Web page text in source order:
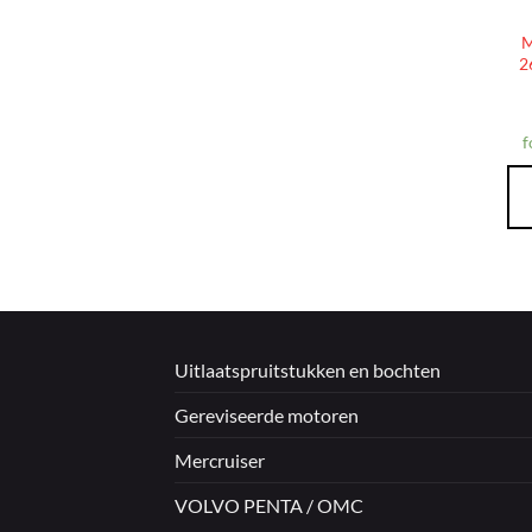
Uitlaatspruitstukken en bochten
Gereviseerde motoren
Mercruiser
VOLVO PENTA / OMC